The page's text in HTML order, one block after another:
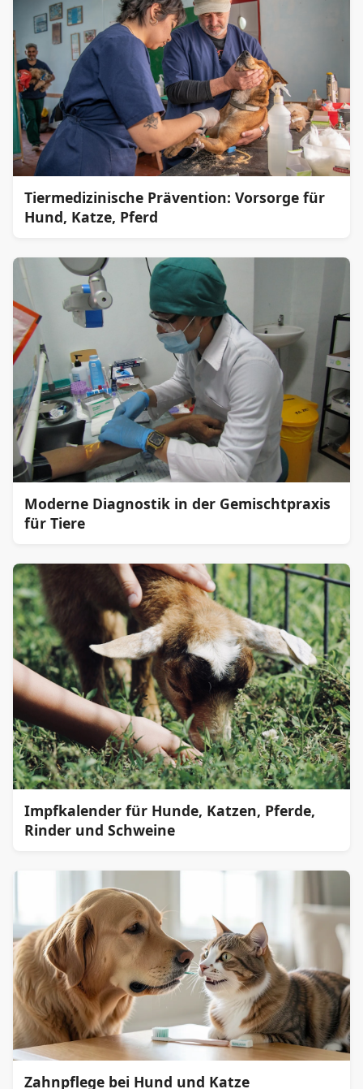
Tiermedizinische Prävention: Vorsorge für
Hund, Katze, Pferd
Moderne Diagnostik in der Gemischtpraxis
für Tiere
Impfkalender für Hunde, Katzen, Pferde,
Rinder und Schweine
Zahnpflege bei Hund und Katze